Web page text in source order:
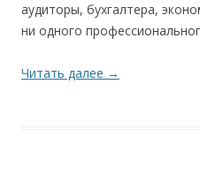
аудиторы, бухгалтера,
ни одного
Читать далее →